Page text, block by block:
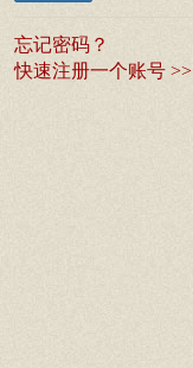
忘记密码？
快速注册一个账号 >>